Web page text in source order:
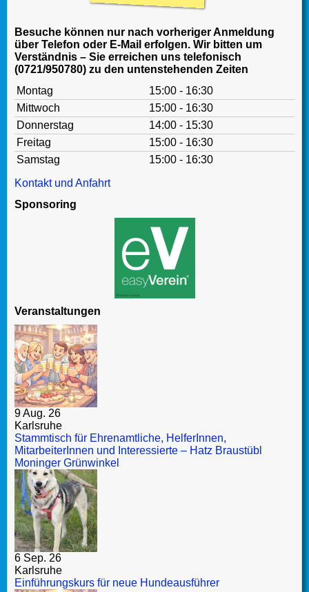
Besuche können nur nach vorheriger Anmeldung
über Telefon oder E-Mail erfolgen. Wir bitten um
Verständnis – Sie erreichen uns telefonisch
(0721/950780) zu den untenstehenden Zeiten
Montag
15:00 - 16:30
Mittwoch
15:00 - 16:30
Donnerstag
14:00 - 15:30
Freitag
15:00 - 16:30
Samstag
15:00 - 16:30
Kontakt und Anfahrt
Sponsoring
Veranstaltungen
9 Aug. 26
Karlsruhe
Stammtisch für Ehrenamtliche, HelferInnen,
MitarbeiterInnen und Interessierte – Hatz Braustübl
Moninger Grünwinkel
6 Sep. 26
Karlsruhe
Einführungskurs für neue Hundeausführer